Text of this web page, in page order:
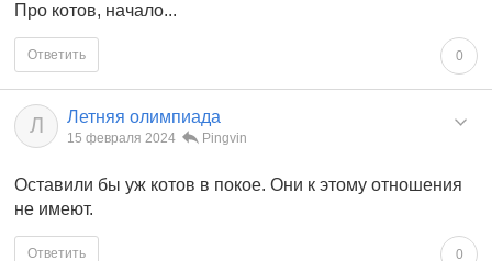
Про котов, начало...
0
Ответить
Л Летняя олимпиада
15 февраля 2024 Pingvin
Оставили бы уж котов в покое. Они к этому отношения
не имеют.
0
Ответить